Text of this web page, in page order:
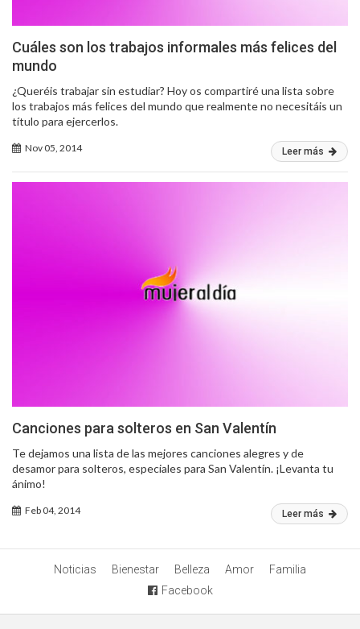
Cuáles son los trabajos informales más felices del
mundo
¿Queréis trabajar sin estudiar? Hoy os compartiré una lista sobre
los trabajos más felices del mundo que realmente no necesitáis un
título para ejercerlos.
Nov 05, 2014 Leer más
Canciones para solteros en San Valentín
Te dejamos una lista de las mejores canciones alegres y de
desamor para solteros, especiales para San Valentín. ¡Levanta tu
ánimo!
Feb 04, 2014 Leer más
Noticias Bienestar Belleza Amor
Familia
Facebook